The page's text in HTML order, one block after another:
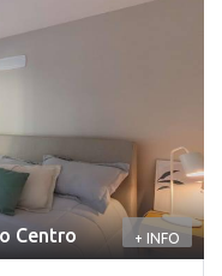
Centro + INFO